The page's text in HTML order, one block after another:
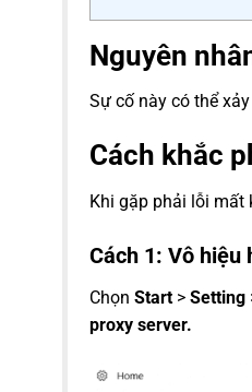
Nguyên
Sự cố này có thể
Cách khắc
Khi gặp phải lỗi mất
Cách 1: Vô hiệu
Chọn Start > Setting
proxy server.